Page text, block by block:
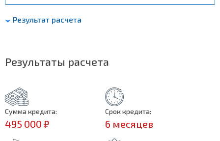
Результат расчета
Результаты расчета
Сумма кредита:
495 000 ₽
Срок кредита:
6 месяцев